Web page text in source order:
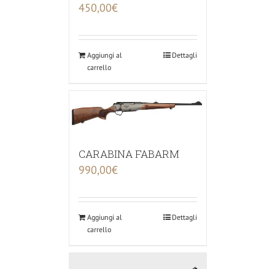
450,00€
Aggiungi al
carrello
Dettagli
CARABINA FABARM
990,00€
Aggiungi al
carrello
Dettagli